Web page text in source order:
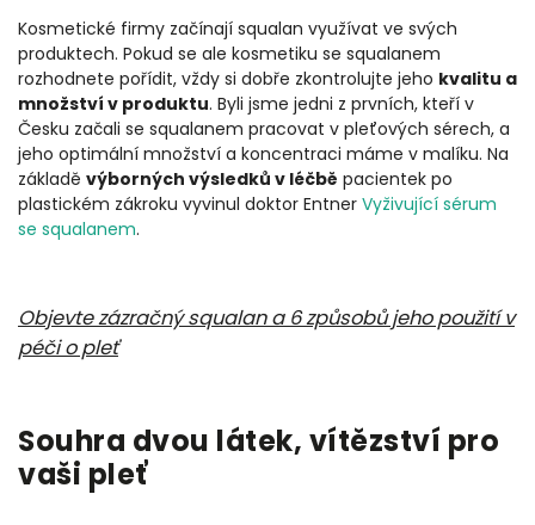
Kosmetické firmy začínají squalan využívat ve svých
produktech. Pokud se ale kosmetiku se squalanem
rozhodnete pořídit, vždy si dobře zkontrolujte jeho kvalitu a
množství v produktu. Byli jsme jedni z prvních, kteří v
Česku začali se squalanem pracovat v pleťových sérech, a
jeho optimální množství a koncentraci máme v malíku. Na
základě výborných výsledků v léčbě pacientek po
plastickém zákroku vyvinul doktor Entner Vyživující sérum
se squalanem.
Objevte zázračný squalan a 6 způsobů jeho použití v
péči o pleť
Souhra dvou látek, vítězství pro
vaši pleť